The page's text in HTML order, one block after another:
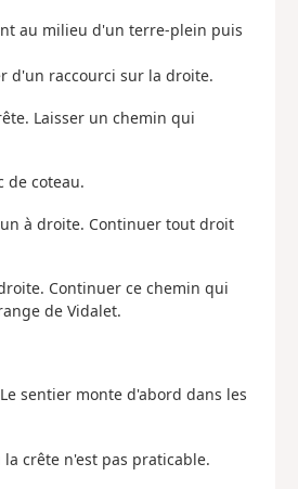
au milieu d'un terre-plein puis
d'un raccourci sur la droite.
Laisser un chemin qui
de coteau.
à droite. Continuer tout droit
Continuer ce chemin qui
de Vidalet.
sentier monte d'abord dans les
crête n'est pas praticable.